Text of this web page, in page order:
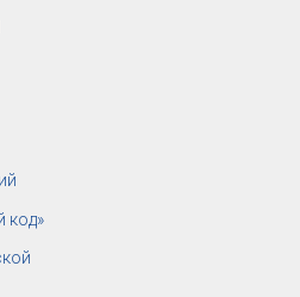
код»